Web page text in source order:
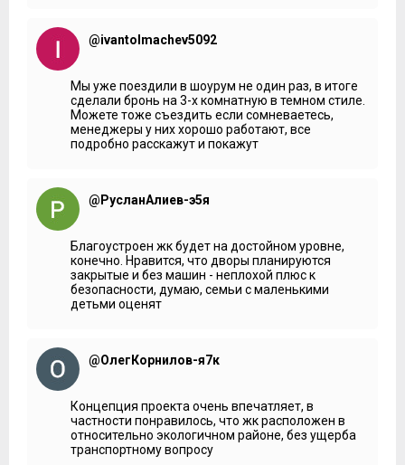
Но, что немаловажно, весь состав инфраструктуры и
планы по благоустройству здесь прежние. Как мы
помним, планируется, что набережная реки Сетунь будет
благоустроена. Но во всей красе, набережную мы увидим,
все-таки, после сдачи второй очереди.
Как я говорила в первом обзоре, эта часть района
небогата объектами социальной инфраструктуры. После
зимы в этом вопросе существенных изменений не
произошло. Муниципальный сад в зоне шаговой
***
Мария Фёдорова:
Как здесь с садиками? Сейчас
строится новый жилой комплекс.
Жительница:Мы ездим в …
Мария Фёдорова:А в местный не ходите, не устраивает?
Мария Фёдорова:А как там с местами?
Жительница:
деле… Вот какой-то садик есть.
Мария Фёдорова:Небольшой, я так понимаю?
Жительница:Небольшой, частный.
@ivantolmachev5092
Мы уже поездили в шоурум не один раз, в итоге
сделали бронь на 3-х комнатную в темном стиле.
Можете тоже съездить если сомневаетесь,
менеджеры у них хорошо работают, все
подробно расскажут и покажут
@РусланАлиев-э5я
Благоустроен жк будет на достойном уровне,
конечно. Нравится, что дворы планируются
закрытые и без машин - неплохой плюс к
безопасности, думаю, семьи с маленькими
детьми оценят
@ОлегКорнилов-я7к
Концепция проекта очень впечатляет, в
частности понравилось, что жк расположен в
относительно экологичном районе, без ущерба
транспортному вопросу